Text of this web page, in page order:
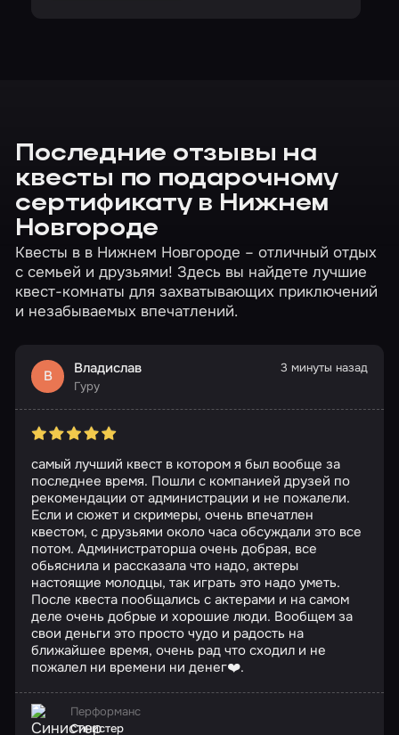
Последние отзывы на
квесты по подарочному
сертификату в Нижнем
Новгороде
Квесты в в Нижнем Новгороде – отличный отдых
с семьей и друзьями! Здесь вы найдете лучшие
квест-комнаты для захватывающих приключений
и незабываемых впечатлений.
В Владислав
Гуру
3 минуты назад
самый лучший квест в котором я был вообще за
последнее время. Пошли с компанией друзей по
рекомендации от администрации и не пожалели.
Если и сюжет и скримеры, очень впечатлен
квестом, с друзьями около часа обсуждали это все
потом. Администраторша очень добрая, все
обьяснила и рассказала что надо, актеры
настоящие молодцы, так играть это надо уметь.
После квеста пообщались с актерами и на самом
деле очень добрые и хорошие люди. Вообщем за
свои деньги это просто чудо и радость на
ближайшее время, очень рад что сходил и не
пожалел ни времени ни денег❤️.
Перформанс
Синистер